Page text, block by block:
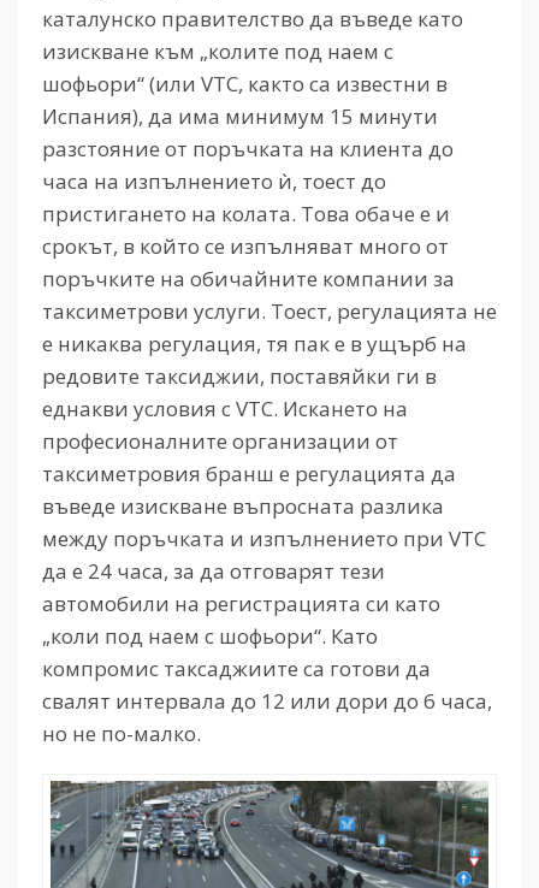
каталунско правителство да въведе като
изискване към „колите под наем с
шофьори“ (или VTC, както са известни в
Испания), да има минимум 15 минути
разстояние от поръчката на клиента до
часа на изпълнението ѝ, тоест до
пристигането на колата. Това обаче е и
срокът, в който се изпълняват много от
поръчките на обичайните компании за
таксиметрови услуги. Тоест, регулацията не
е никаква регулация, тя пак е в ущърб на
редовите таксиджии, поставяйки ги в
еднакви условия сVTC. Искането на
професионалните организации от
таксиметровия бранш е регулацията да
въведе изискване въпросната разлика
между поръчката и изпълнението при VTC
да е 24 часа, за да отговарят тези
автомобили на регистрацията си като
„коли под наем с шофьори“. Като
компромис таксаджиите са готови да
свалят интервала до 12 или дори до 6 часа,
но не по-малко.